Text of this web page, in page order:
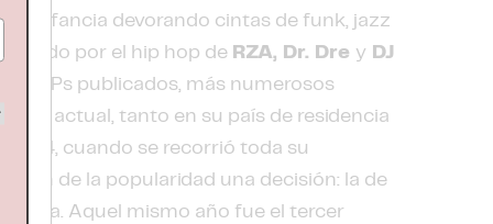
infancia devorando cintas de funk, jazz
por el hip hop de RZA, Dr. Dre y DJ
EPs publicados, más numerosos
actual, tanto en su país de residencia
cuando se recorrió toda su
de la popularidad una decisión: la de
Aquel mismo año fue el tercer